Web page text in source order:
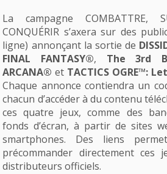
La campagne COMBATTRE,
CONQUÉRIR s’axera sur des
ligne) annonçant la sortie de
FINAL FANTASY®, The 3rd
ARCANA® et TACTICS OGRE™:
Chaque annonce contiendra un
chacun d’accéder à du contenu
ces quatre jeux, comme des
fonds d’écran, à partir de sites
smartphones. Des liens
précommander directement ces
distributeurs officiels.